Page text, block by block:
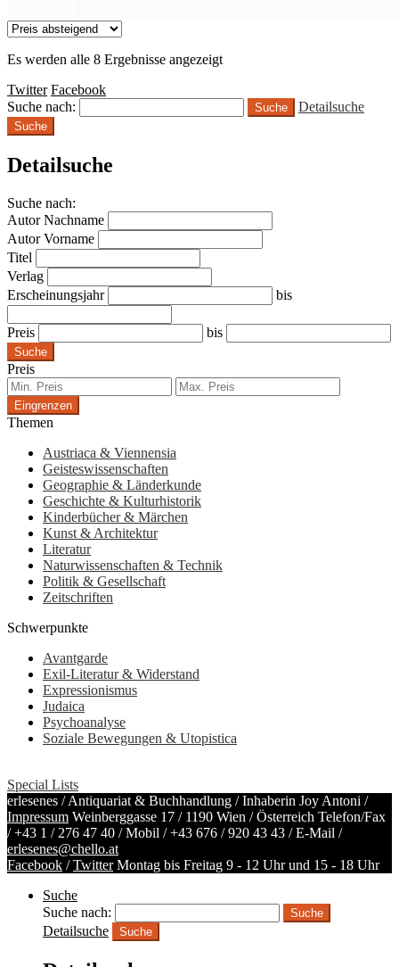
Es werden alle 8 Ergebnisse angezeigt
Twitter Facebook
Suche nach:
Detailsuche
Suche
Detailsuche
Suche nach:
Autor Nachname
Autor Vorname
Titel
Verlag
Erscheinungsjahr
bis
Preis bis
Suche
Preis
Eingrenzen
Themen
Austriaca & Viennensia
Geisteswissenschaften
Geographie & Länderkunde
Geschichte & Kulturhistorik
Kinderbücher & Märchen
Kunst & Architektur
Literatur
Naturwissenschaften & Technik
Politik & Gesellschaft
Zeitschriften
Schwerpunkte
Avantgarde
Exil-Literatur & Widerstand
Expressionismus
Judaica
Psychoanalyse
Soziale Bewegungen & Utopistica
Special Lists
erlesenes / Antiquariat & Buchhandlung / Inhaberin Joy Antoni /
Impressum Weinberggasse 17 / 1190 Wien / Österreich Telefon/Fax
/+43 1 / 276 47 40 / Mobil /+43 676 / 920 43 43 / E-Mail /
erlesenes@chello.at
Facebook /Twitter Montag bis Freitag 9 - 12 Uhr und 15 - 18 Uhr
Suche
Suche nach:
Detailsuche
Suche